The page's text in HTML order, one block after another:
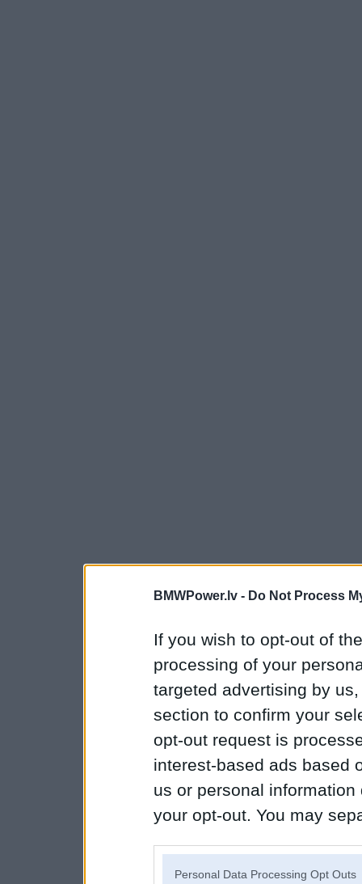
BMWPower.lv - Do Not Process
If you wish to opt-out of
processing of your
targeted advertising by
section to confirm your
opt-out request is
interest-based ads based
us or personal
your opt-out. You may
Personal Data Processing Opt Outs